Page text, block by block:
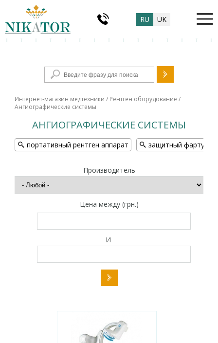
RU UK
Форма поиска
Интернет-магазин медтехники / Рентген оборудование /
Ангиографические системы
АНГИОГРАФИЧЕСКИЕ СИСТЕМЫ
портативный рентген аппарат защитный фартук
Производитель
Цена между (грн.)
И